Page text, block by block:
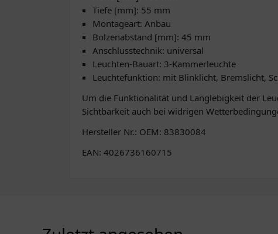
Tiefe [mm]: 55 mm
Montageart: Anbau
Bolzenabstand [mm]: 45 mm
Anschlusstechnik: universal
Leuchten-Bauart: 3-Kammerleuchte
Leuchtefunktion: mit Blinklicht, Bremslicht,
Um die Funktionalität und Langlebigkeit der
Sichtbarkeit auch bei widrigen
Hersteller Nr.: OEM: 83830084
EAN: 4026736160715